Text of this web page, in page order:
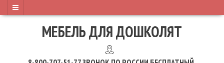
МЕБЕЛЬ ДЛЯ ДОШКОЛЯТ